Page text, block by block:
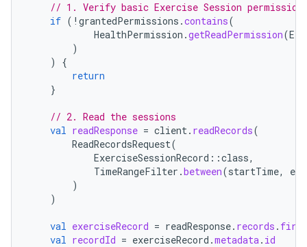
// 1. Verify basic Exercise Session
if ( ! grantedPermissions .contains(
HealthPermission .getReadPermission(
)
)
{
return
}
// 2. Read the sessions
val readResponse = client. readRecords(
ReadRecordsRequest(
ExerciseSessionRecord ::class,
TimeRangeFilter .between(startTime,
)
)
val exerciseRecord = readResponse. records .
val recordId = exerciseRecord .metadata. id